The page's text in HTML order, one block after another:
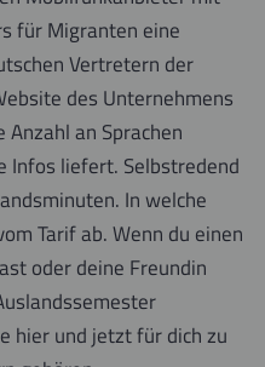
für Migranten eine
Vertretern der
des Unternehmens
an Sprachen
Infos liefert. Selbstredend
In welche
Tarif ab. Wenn du einen
oder deine Freundin
hier und jetzt für dich zu